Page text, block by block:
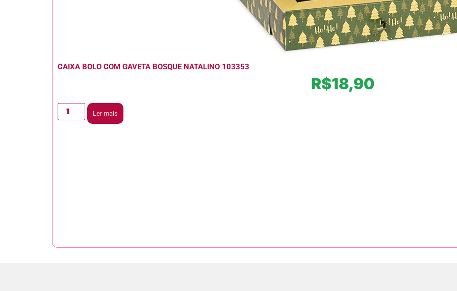
CAIXA BOLO COM GAVETA BOSQUE NATALINO 103353
R$18,90
Ler mais